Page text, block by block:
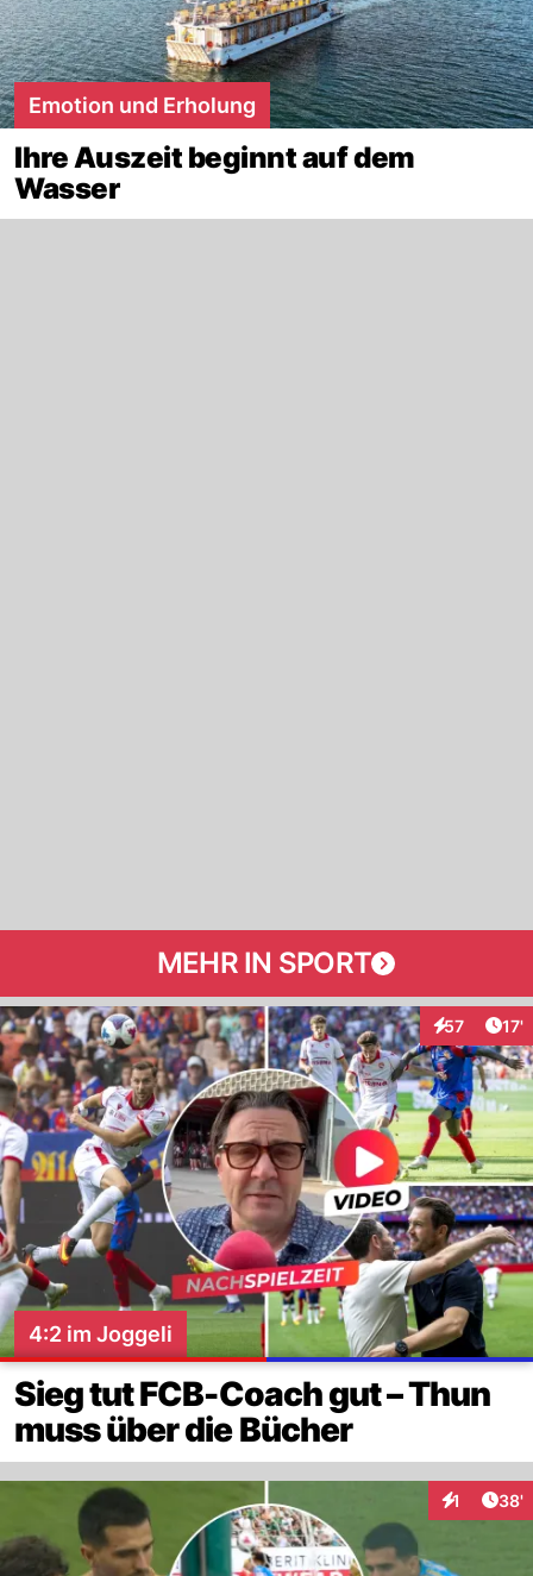
Emotion und Erholung
Ihre Auszeit beginnt auf dem
Wasser
MEHR IN SPORT
57
Interaktionen
17'
4:2 im Joggeli
Sieg tut FCB-Coach gut – Thun
muss über die Bücher
1 38'